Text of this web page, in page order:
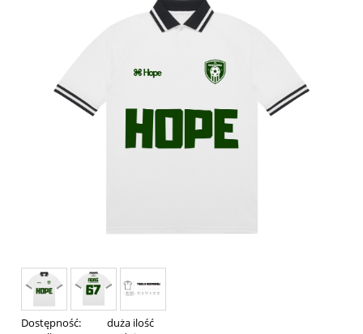
Dostępność:
duża ilość